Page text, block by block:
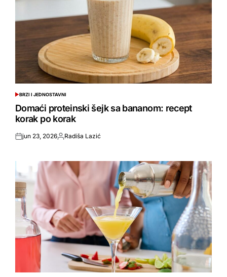
POSTED
IN
BRZI I JEDNOSTAVNI
Domaći proteinski šejk sa bananom: recept
korak po korak
Objavljeno
jun 23, 2026Objavio
Radiša Lazić